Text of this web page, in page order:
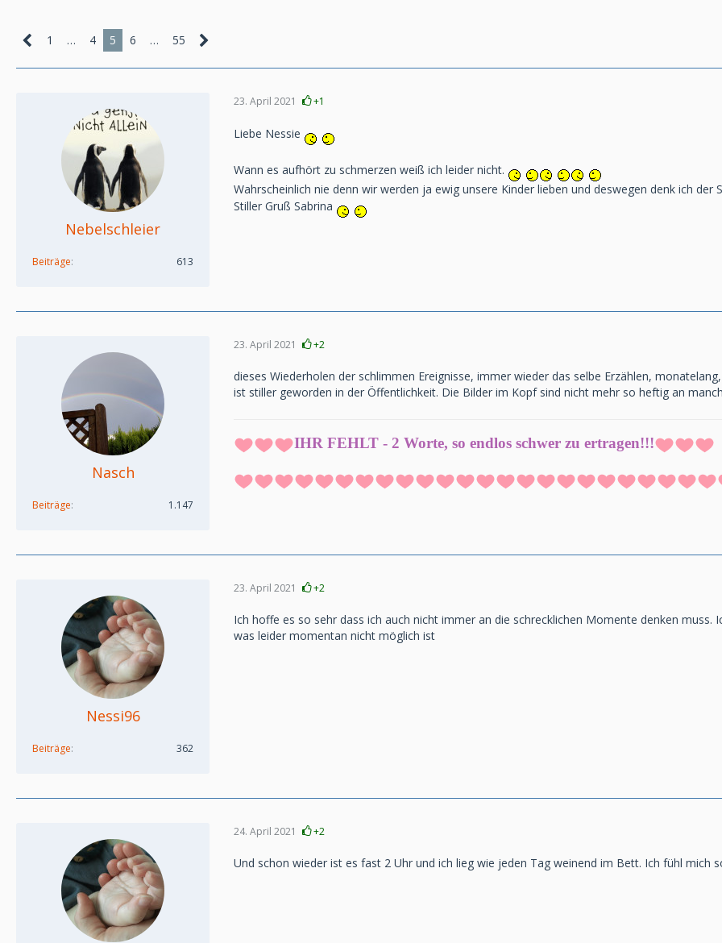
1 … 4 5 6 … 55
Nebelschleier
Beiträge 613
23. April 2021 +1
Liebe Nessie
Wann es aufhört zu schmerzen weiß ich leider nicht.
Wahrscheinlich nie denn wir werden ja ewig unsere Kinder lieben und deswegen denk ich
Stiller Gruß Sabrina
Nasch
Beiträge 1.147
23. April 2021 +2
dieses Wiederholen der schlimmen Ereignisse, immer wieder das selbe Erzählen,
ist stiller geworden in der Öffentlichkeit. Die Bilder im Kopf sind nicht mehr so heftig an
IHR FEHLT - 2 Worte, so endlos schwer zu ertragen!!!
Nessi96
Beiträge 362
23. April 2021 +2
Ich hoffe es so sehr dass ich auch nicht immer an die schrecklichen Momente denken
was leider momentan nicht möglich ist
24. April 2021 +2
Und schon wieder ist es fast 2 Uhr und ich lieg wie jeden Tag weinend im Bett. Ich fühl mich